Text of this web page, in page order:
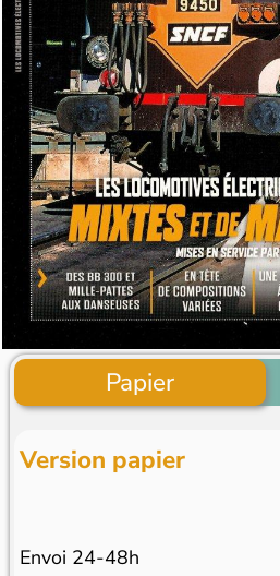
Papier
Version papier
Envoi 24-48h